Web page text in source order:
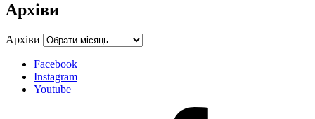
Архіви
Архіви
Facebook
Instagram
Youtube